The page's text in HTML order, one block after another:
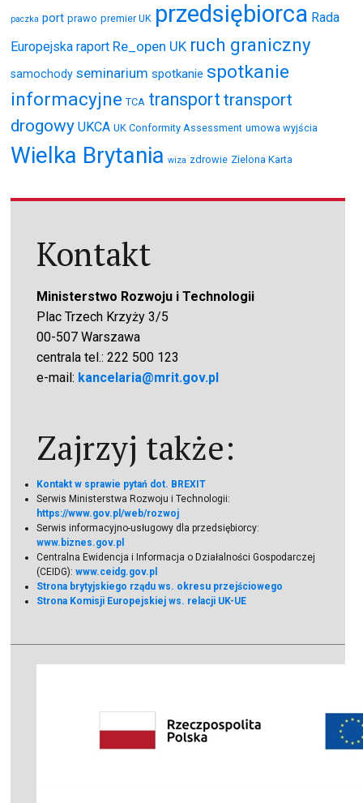
paczka port prawo premier UK przedsiębiorca Rada
Europejska raport Re_open UK ruch graniczny
samochody seminarium spotkanie spotkanie
informacyjne TCA transport transport
drogowy UKCA UK Conformity Assessment umowa wyjścia
Wielka Brytania wiza zdrowie Zielona Karta
Kontakt
Ministerstwo Rozwoju i Technologii
Plac Trzech Krzyży 3/5
00-507 Warszawa
centrala tel.: 222 500 123
e-mail: kancelaria@mrit.gov.pl
Zajrzyj także:
Kontakt w sprawie pytań dot. BREXIT
Serwis Ministerstwa Rozwoju i Technologii:
https://www.gov.pl/web/rozwoj
Serwis informacyjno-usługowy dla przedsiębiorcy:
www.biznes.gov.pl
Centralna Ewidencja i Informacja o Działalności Gospodarczej
(CEIDG):www.ceidg.gov.pl
Strona brytyjskiego rządu ws. okresu przejściowego
Strona Komisji Europejskiej ws. relacji UK-UE